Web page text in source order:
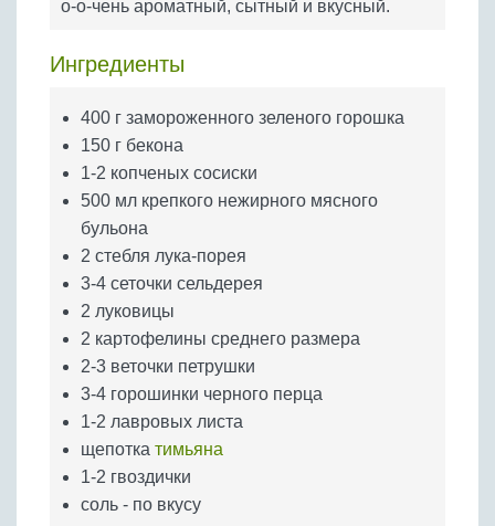
Бобовые
Крупы
о-о-чень ароматный, сытный и вкусный.
Ингредиенты
400 г замороженного зеленого горошка
150 г бекона
1-2 копченых сосиски
500 мл крепкого нежирного мясного
бульона
2 стебля лука-порея
3-4 сеточки сельдерея
2 луковицы
2 картофелины среднего размера
2-3 веточки петрушки
3-4 горошинки черного перца
1-2 лавровых листа
щепотка тимьяна
1-2 гвоздички
соль - по вкусу